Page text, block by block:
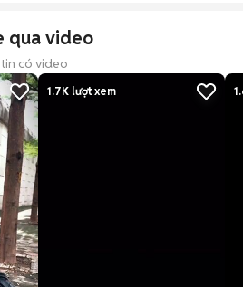
qua video
có video
1.7K lượt xem